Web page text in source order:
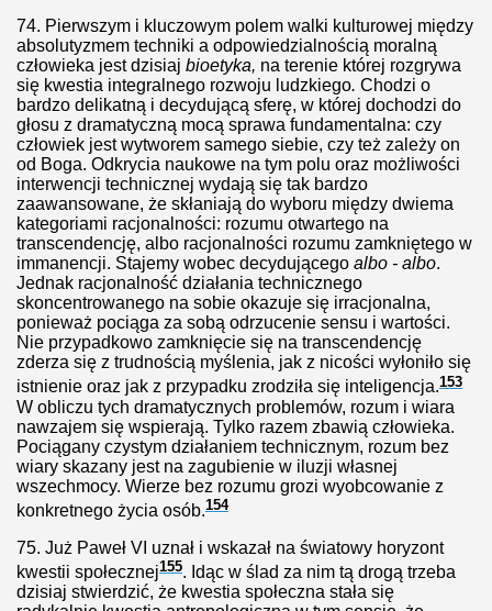
74. Pierwszym i kluczowym polem walki kulturowej między
absolutyzmem techniki a odpowiedzialnością moralną
człowieka jest dzisiaj bioetyka, na terenie której rozgrywa
się kwestia integralnego rozwoju ludzkiego. Chodzi o
bardzo delikatną i decydującą sferę, w której dochodzi do
głosu z dramatyczną mocą sprawa fundamentalna: czy
człowiek jest wytworem samego siebie, czy też zależy on
od Boga. Odkrycia naukowe na tym polu oraz możliwości
interwencji technicznej wydają się tak bardzo
zaawansowane, że skłaniają do wyboru między dwiema
kategoriami racjonalności: rozumu otwartego na
transcendencję, albo racjonalności rozumu zamkniętego w
immanencji. Stajemy wobec decydującego albo - albo.
Jednak racjonalność działania technicznego
skoncentrowanego na sobie okazuje się irracjonalna,
ponieważ pociąga za sobą odrzucenie sensu i wartości.
Nie przypadkowo zamknięcie się na transcendencję
zderza się z trudnością myślenia, jak z nicości wyłoniło się
istnienie oraz jak z przypadku zrodziła się inteligencja.153
W obliczu tych dramatycznych problemów, rozum i wiara
nawzajem się wspierają. Tylko razem zbawią człowieka.
Pociągany czystym działaniem technicznym, rozum bez
wiary skazany jest na zagubienie w iluzji własnej
wszechmocy. Wierze bez rozumu grozi wyobcowanie z
konkretnego życia osób.154
75. Już Paweł VI uznał i wskazał na światowy horyzont
kwestii społecznej155. Idąc w ślad za nim tą drogą trzeba
dzisiaj stwierdzić, że kwestia społeczna stała się
nauczyciela
własnej Ojczyzny
Ewagriusza z Pontu
religijną?
firma może go potrzebować
PiS: "Polska potrzebuje głębokiej zmiany"
i fatalna reakcja nauczycieli
mieszkańców